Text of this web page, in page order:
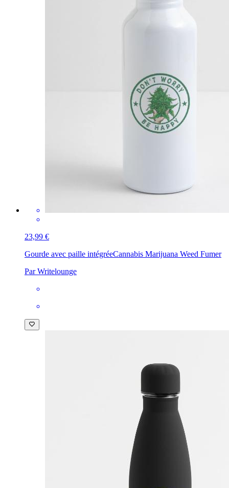
23,99 €
Gourde avec paille intégréeCannabis Marijuana Weed Fumer
Par Writelounge